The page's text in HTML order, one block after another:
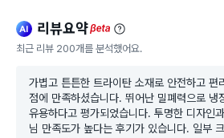
ai 리뷰요약beta
최근 리뷰 200개를 분석했어요.
가볍고 튼튼한 트라이탄 소재로 안전하고 편
점에 만족하셨습니다. 뛰어난 밀폐력으로 냉
유용하다고 평가되었습니다. 투명한 디자인
님 만족도가 높다는 후기가 있습니다. 일부